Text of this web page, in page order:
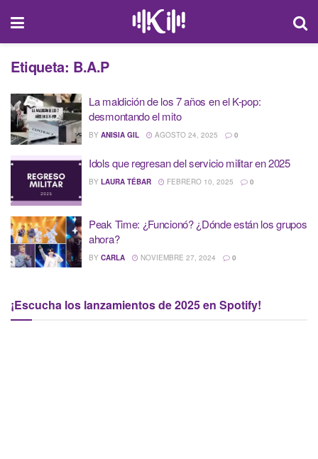
Etiqueta: B.A.P
La maldición de los 7 años en el K-pop:
desmontando el mito
BY ANISIA GIL AGOSTO 24, 2025 0
Idols que regresan del servicio militar en 2025
BY LAURA TÉBAR FEBRERO 10, 2025 0
Peak Time: ¿Funcionó? ¿Dónde están los grupos
ahora?
BY CARLA NOVIEMBRE 27, 2024 0
¡Escucha los lanzamientos de 2025 en Spotify!